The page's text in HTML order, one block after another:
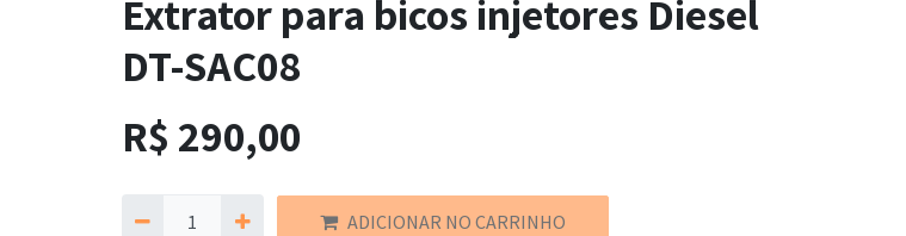
Extrator para bicos injetores Diesel
DT-SAC08
R$ 290,00
ADICIONAR NO CARRINHO